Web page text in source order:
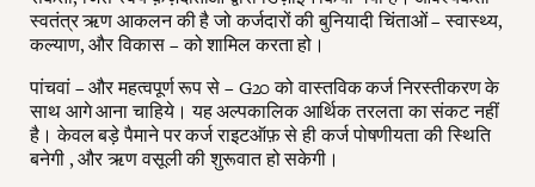
स्वतंत्र ऋण आकलन की है जो कर्जदारों की बुनियादी चिंताओं – स्वास्थ्य,
कल्याण, और विकास – को शामिल करता हो।
पांचवां – और महत्वपूर्ण रूप से – G20 को वास्तविक कर्ज निरस्तीकरण के
साथ आगे आना चाहिये। यह अल्पकालिक आर्थिक तरलता का संकट नहीं
है। केवल बड़े पैमाने पर कर्ज राइटऑफ़ से ही कर्ज पोषणीयता की स्थिति
बनेगी , और ऋण वसूली की शुरूवात हो सकेगी।